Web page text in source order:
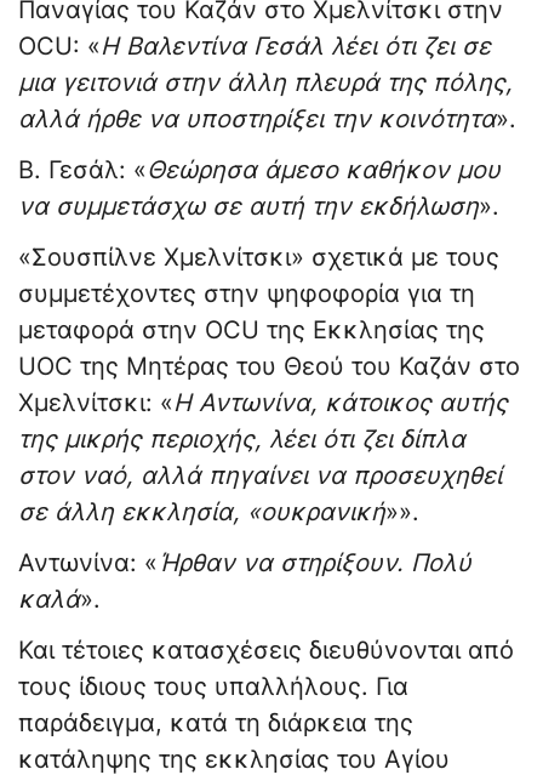
Παναγίας του Καζάν στο Χμελνίτσκι στην
OCU: «Η Βαλεντίνα Γεσάλ λέει ότι ζει σε
μια γειτονιά στην άλλη πλευρά της πόλης,
αλλά ήρθε να υποστηρίξει την κοινότητα».
Β. Γεσάλ: «Θεώρησα άμεσο καθήκον μου
να συμμετάσχω σε αυτή την εκδήλωση».
«Σουσπίλνε Χμελνίτσκι» σχετικά με τους
συμμετέχοντες στην ψηφοφορία για τη
μεταφορά στην OCU της Εκκλησίας της
UOC της Μητέρας του Θεού του Καζάν στο
Χμελνίτσκι: «Η Αντωνίνα, κάτοικος αυτής
της μικρής περιοχής, λέει ότι ζει δίπλα
στον ναό, αλλά πηγαίνει να προσευχηθεί
σε άλλη εκκλησία, «ουκρανική»».
Αντωνίνα: « Ήρθαν να στηρίξουν. Πολύ
καλά».
Και τέτοιες κατασχέσεις διευθύνονται από
τους ίδιους τους υπαλλήλους. Για
παράδειγμα, κατά τη διάρκεια της
κατάληψης της εκκλησίας του Αγίου